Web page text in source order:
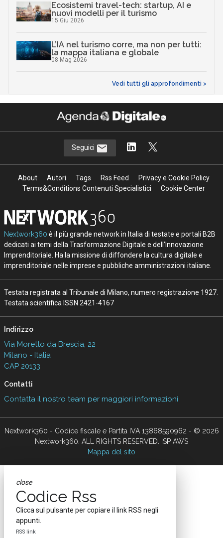
Ecosistemi travel-tech: startup, AI e
nuovi modelli per il turismo
15 Giu 2026
L’IA nel turismo corre, ma non per tutti:
la mappa italiana e globale
08 Mag 2026
Vedi tutti gli approfondimenti >
Seguici
About Autori Tags Rss Feed
Privacy e Cookie Policy
Terms&Conditions Contenuti Specialistici
Cookie Center
Nextwork360 è il più grande network in Italia di testate e portali B2B
dedicati ai temi della Trasformazione Digitale e dell’Innovazione
Imprenditoriale. Ha la missione di diffondere la cultura digitale e
imprenditoriale nelle imprese e pubbliche amministrazioni italiane.
Testata registrata al Tribunale di Milano, numero registrazione 1927.
Testata scientifica ISSN 2421-4167
Indirizzo
Via Moretto da Brescia, 22
Milano - Italia
CAP 20133
Contatti
Contatta il nostro team per maggiori informazioni
Nextwork360 - Codice fiscale e Partita IVA 13868590962 - © 2026
Nextwork360. ALL RIGHTS RESERVED. ISP AWS
Mappa del sito
close
Codice Rss
Clicca sul pulsante per copiare il link RSS negli
appunti.
RSS link